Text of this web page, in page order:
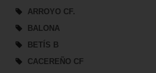
ARROYO CF.
BALONA
BETÍS B
CACEREÑO CF